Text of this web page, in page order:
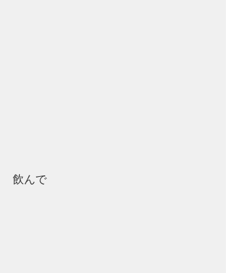
飲んで